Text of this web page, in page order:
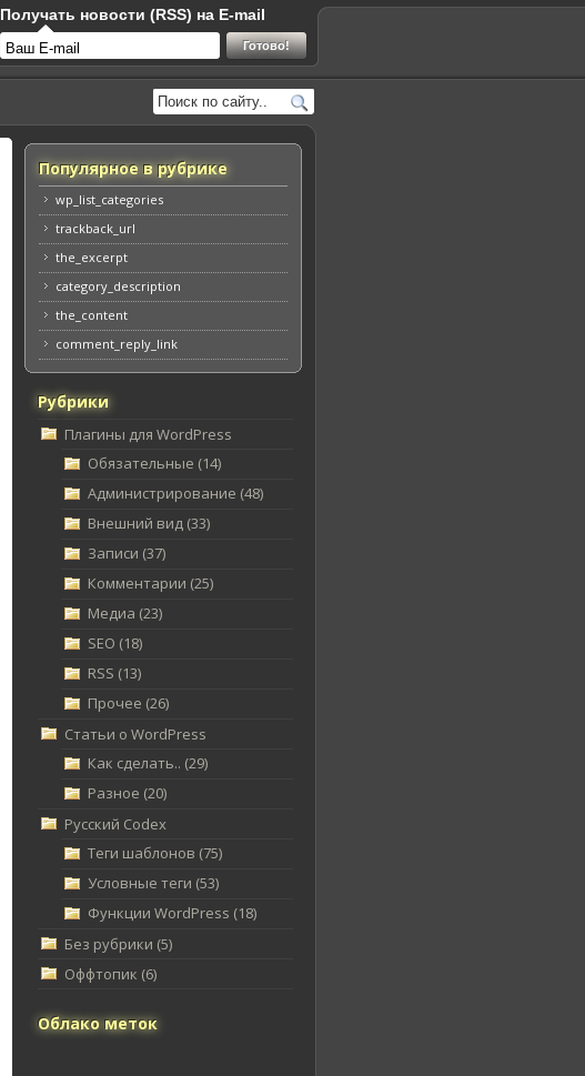
Получать новости (RSS) на E-mail
Популярное в рубрике
wp_list_categories
trackback_url
the_excerpt
category_description
the_content
comment_reply_link
Рубрики
Плагины для WordPress
Обязательные (14)
Администрирование (48)
Внешний вид (33)
Записи (37)
Комментарии (25)
Медиа (23)
SEO (18)
RSS (13)
Прочее (26)
Статьи о WordPress
Как сделать.. (29)
Разное (20)
Русский Codex
Теги шаблонов (75)
Условные теги (53)
Функции WordPress (18)
Без рубрики (5)
Оффтопик (6)
Облако меток